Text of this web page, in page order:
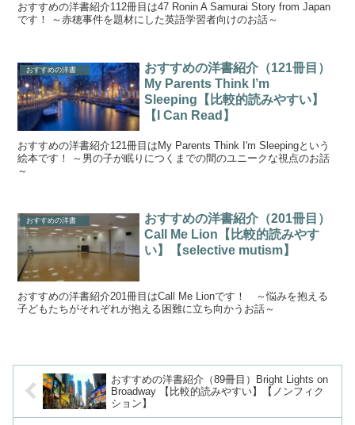
おすすめの洋書紹介112冊目は47 Ronin A Samurai Story from Japan
です！ ～赤穂事件を題材にした英語学習者向けのお話～
おすすめの洋書
おすすめの洋書紹介（121冊目）
My Parents Think I’m
Sleeping【比較的読みやすい】
【I Can Read】
おすすめの洋書紹介121冊目はMy Parents Think I'm Sleepingという
絵本です！ ～男の子が眠りにつくまでの間のユニークな視点のお話
～
おすすめの洋書
おすすめの洋書紹介（201冊目）
Call Me Lion【比較的読みやす
い】【selective mutism】
おすすめの洋書紹介201冊目はCall Me Lionです！ ～悩みを抱える
子どもたちがそれぞれが抱える困難に立ち向かうお話～
おすすめの洋書紹介（89冊目）Bright Lights on
Broadway 【比較的読みやすい】【ノンフィク
ション】